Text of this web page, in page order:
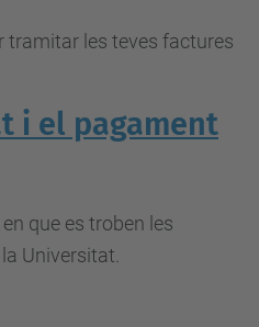
tramitar les teves factures
i el pagament
que es troben les
Universitat.